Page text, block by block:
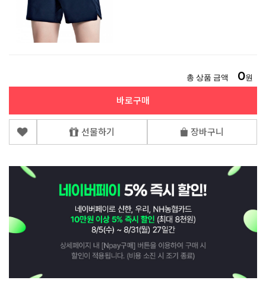
총 상품 금액 0원
바로구매
선물하기 장바구니